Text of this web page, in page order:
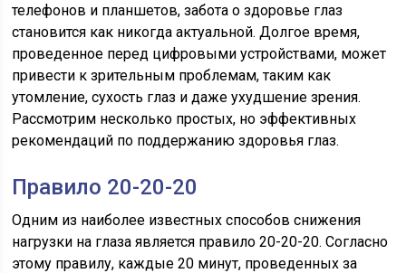
телефонов и планшетов, забота о здоровье глаз
становится как никогда актуальной. Долгое время,
проведенное перед цифровыми устройствами, может
привести к зрительным проблемам, таким как
утомление, сухость глаз и даже ухудшение зрения.
Рассмотрим несколько простых, но эффективных
рекомендаций по поддержанию здоровья глаз.
Правило 20-20-20
Одним из наиболее известных способов снижения
нагрузки на глаза является правило 20-20-20. Согласно
этому правилу, каждые 20 минут, проведенных за